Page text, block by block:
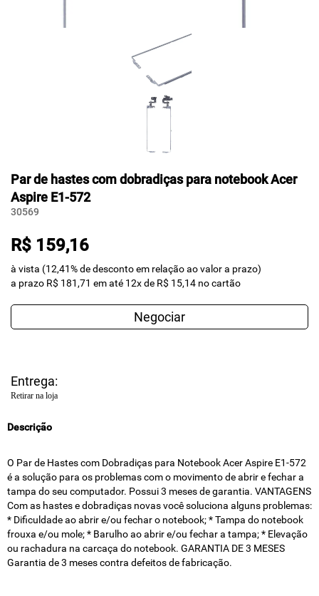
Par de hastes com dobradiças para notebook Acer
Aspire E1-572
30569
R$ 159,16
à vista (12,41% de desconto em relação ao valor a prazo)
a prazo R$ 181,71 em até 12x de R$ 15,14 no cartão
Negociar
Entrega:
Retirar na loja
Descrição
O Par de Hastes com Dobradiças para Notebook Acer Aspire E1-572
é a solução para os problemas com o movimento de abrir e fechar a
tampa do seu computador. Possui 3 meses de garantia. VANTAGENS
Com as hastes e dobradiças novas você soluciona alguns problemas:
* Dificuldade ao abrir e/ou fechar o notebook; * Tampa do notebook
frouxa e/ou mole; * Barulho ao abrir e/ou fechar a tampa; * Elevação
ou rachadura na carcaça do notebook. GARANTIA DE 3 MESES
Garantia de 3 meses contra defeitos de fabricação.